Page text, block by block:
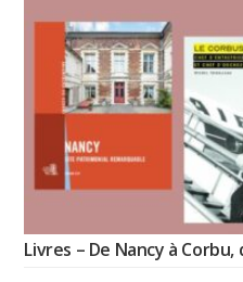
Livres – De Nancy à